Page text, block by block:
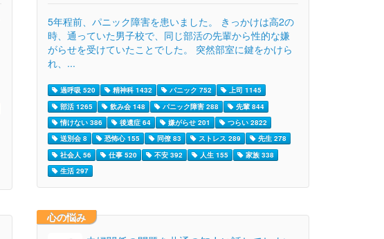
5年程前、パニック障害を患いました。 きっかけは高2の
時、通っていた男子校で、同じ部活の先輩から性的な嫌
がらせを受けていたことでした。 突然部室に鍵をかけら
れ、...
過呼吸 520 精神科 1432 パニック 752
上司 1145
部活 1265
飲み会 148 パニック障害 288
先輩 844
情けない 386
後遺症 64 嫌がらせ 201
つらい 2822
送別会 8
恐怖心 155 同僚 83 ストレス 289
先生 278
社会人 56
仕事 520 不安 392 人生 155
家族 338
生活 297
心の悩み